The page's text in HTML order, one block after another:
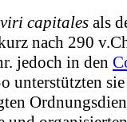
capitales als
nach 290
jedoch in den
unterstützten